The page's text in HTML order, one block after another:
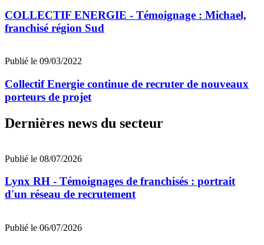
COLLECTIF ENERGIE - Témoignage : Michael,
franchisé région Sud
Publié le 09/03/2022
Collectif Energie continue de recruter de nouveaux
porteurs de projet
Dernières news du secteur
Publié le 08/07/2026
Lynx RH - Témoignages de franchisés : portrait
d'un réseau de recrutement
Publié le 06/07/2026